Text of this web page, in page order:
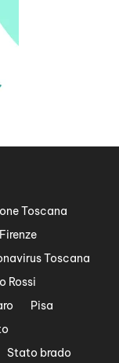
Toscana
Toscana
Rossi
Pisa
Stato brado